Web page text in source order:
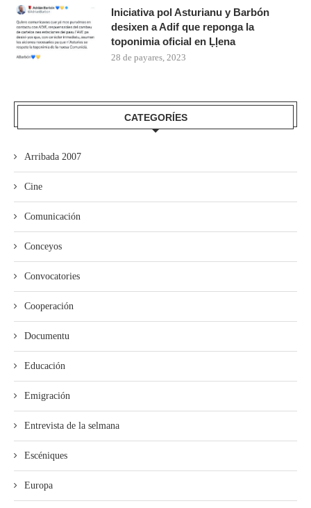
Iniciativa pol Asturianu y Barbón
desixen a Adif que reponga la
toponimia oficial en Ḷḷena
28 de payares, 2023
CATEGORÍES
Arribada 2007
Cine
Comunicación
Conceyos
Convocatories
Cooperación
Documentu
Educación
Emigración
Entrevista de la selmana
Escéniques
Europa